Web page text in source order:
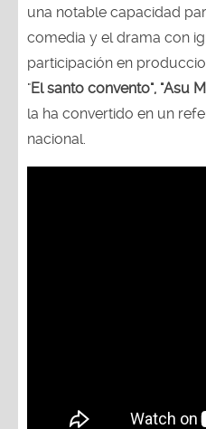
una notable capacidad
comedia y el drama con
participación en
"El santo convento", "Asu
la ha convertido en un
nacional.